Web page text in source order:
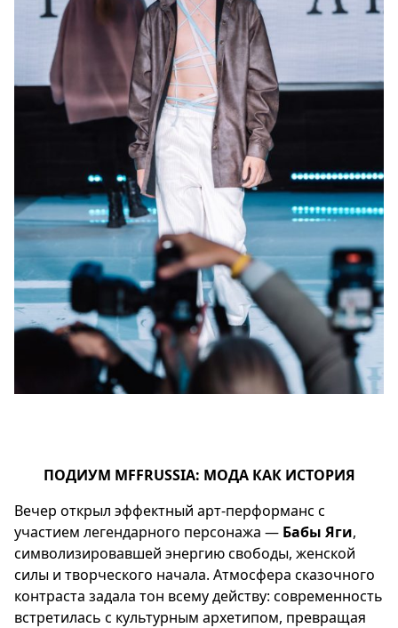
ПОДИУМ MFFRUSSIA: МОДА КАК ИСТОРИЯ
Вечер открыл эффектный арт-перформанс с
участием легендарного персонажа — Бабы Яги,
символизировавшей энергию свободы, женской
силы и творческого начала. Атмосфера сказочного
контраста задала тон всему действу: современность
встретилась с культурным архетипом, превращая